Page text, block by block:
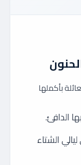
بأكملها
الدافئ.
الشتاء